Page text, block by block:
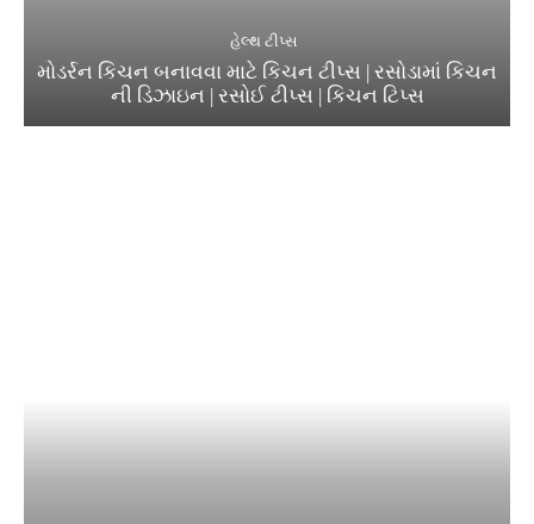
હેલ્થ ટીપ્સ
મોડર્રન કિચન બનાવવા માટે કિચન ટીપ્સ | રસોડામાં કિચન
ની ડિઝાઇન | રસોઈ ટીપ્સ | કિચન ટિપ્સ